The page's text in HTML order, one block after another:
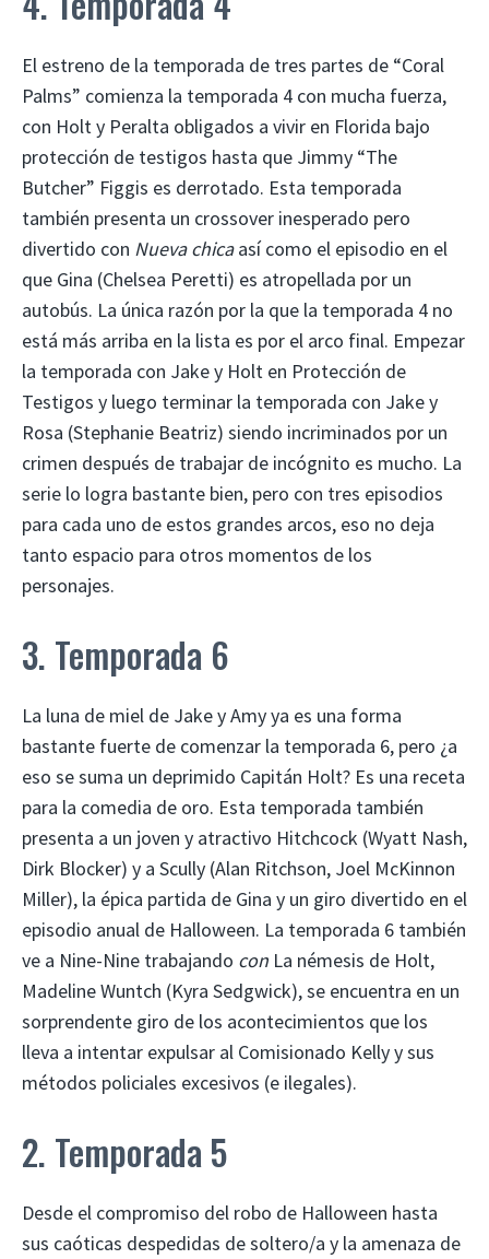
El estreno de la temporada de tres partes de “Coral
Palms” comienza la temporada 4 con mucha fuerza,
con Holt y Peralta obligados a vivir en Florida bajo
protección de testigos hasta que Jimmy “The
Butcher” Figgis es derrotado. Esta temporada
también presenta un crossover inesperado pero
divertido con Nueva chicaasí como el episodio en el
que Gina (Chelsea Peretti) es atropellada por un
autobús. La única razón por la que la temporada 4 no
está más arriba en la lista es por el arco final. Empezar
la temporada con Jake y Holt en Protección de
Testigos y luego terminar la temporada con Jake y
Rosa (Stephanie Beatriz) siendo incriminados por un
crimen después de trabajar de incógnito es mucho. La
serie lo logra bastante bien, pero con tres episodios
para cada uno de estos grandes arcos, eso no deja
tanto espacio para otros momentos de los
personajes.
3. Temporada 6
La luna de miel de Jake y Amy ya es una forma
bastante fuerte de comenzar la temporada 6, pero ¿a
eso se suma un deprimido Capitán Holt? Es una receta
para la comedia de oro. Esta temporada también
presenta a un joven y atractivo Hitchcock (Wyatt Nash,
Dirk Blocker) y a Scully (Alan Ritchson, Joel McKinnon
Miller), la épica partida de Gina y un giro divertido en el
episodio anual de Halloween. La temporada 6 también
ve a Nine-Nine trabajando con La némesis de Holt,
Madeline Wuntch (Kyra Sedgwick), se encuentra en un
sorprendente giro de los acontecimientos que los
lleva a intentar expulsar al Comisionado Kelly y sus
métodos policiales excesivos (e ilegales).
2. Temporada 5
Desde el compromiso del robo de Halloween hasta
sus caóticas despedidas de soltero/a y la amenaza de